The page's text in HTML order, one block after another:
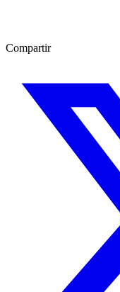
Compartir